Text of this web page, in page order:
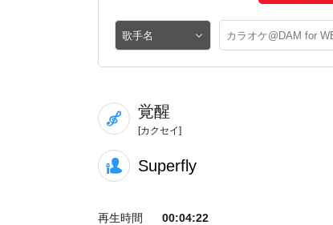
覚醒
[カクセイ]
Superfly
再生時間
00:04:22